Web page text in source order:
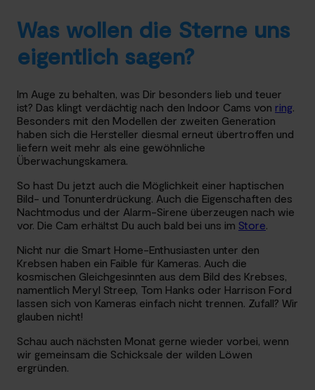
Was wollen die Sterne uns
eigentlich sagen?
Im Auge zu behalten, was Dir besonders lieb und teuer
ist? Das klingt verdächtig nach den Indoor Cams von ring.
Besonders mit den Modellen der zweiten Generation
haben sich die Hersteller diesmal erneut übertroffen und
liefern weit mehr als eine gewöhnliche
Überwachungskamera.
So hast Du jetzt auch die Möglichkeit einer haptischen
Bild- und Tonunterdrückung. Auch die Eigenschaften des
Nachtmodus und der Alarm-Sirene überzeugen nach wie
vor. Die Cam erhältst Du auch bald bei uns im Store.
Nicht nur die Smart Home-Enthusiasten unter den
Krebsen haben ein Faible für Kameras. Auch die
kosmischen Gleichgesinnten aus dem Bild des Krebses,
namentlich Meryl Streep, Tom Hanks oder Harrison Ford
lassen sich von Kameras einfach nicht trennen. Zufall? Wir
glauben nicht!
Schau auch nächsten Monat gerne wieder vorbei, wenn
wir gemeinsam die Schicksale der wilden Löwen
ergründen.